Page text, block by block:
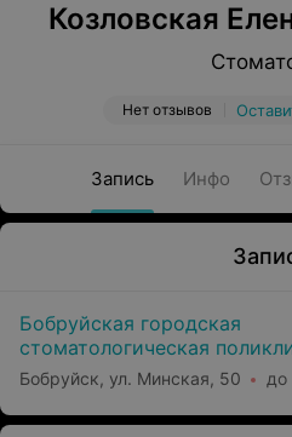
Козловская
Нет отзывов
Запись Инфо
Бобруйская городская
стоматологическая
Бобруйск, ул. Минская, 50 до